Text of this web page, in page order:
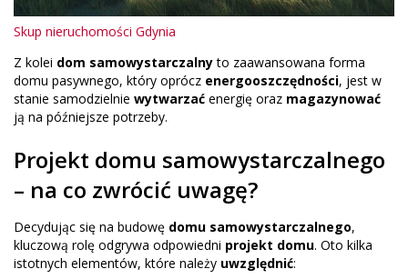
Skup nieruchomości Gdynia
Z kolei dom samowystarczalnyto zaawansowana forma
domu pasywnego, który oprócz energooszczędności, jest w
stanie samodzielnie wytwarzać energię oraz magazynować
ją na późniejsze potrzeby.
Projekt domu samowystarczalnego
– na co zwrócić uwagę?
Decydując się na budowę domu samowystarczalnego,
kluczową rolę odgrywa odpowiedni projekt domu. Oto kilka
istotnych elementów, które należy uwzględnić: